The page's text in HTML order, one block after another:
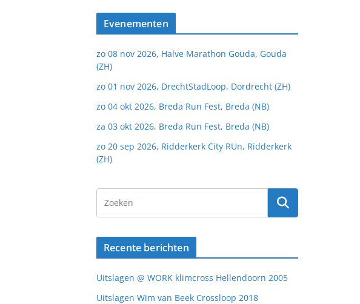
Evenementen
zo 08 nov 2026, Halve Marathon Gouda, Gouda
(ZH)
zo 01 nov 2026, DrechtStadLoop, Dordrecht (ZH)
zo 04 okt 2026, Breda Run Fest, Breda (NB)
za 03 okt 2026, Breda Run Fest, Breda (NB)
zo 20 sep 2026, Ridderkerk City RUn, Ridderkerk
(ZH)
Recente berichten
Uitslagen @ WORK klimcross Hellendoorn 2005
Uitslagen Wim van Beek Crossloop 2018